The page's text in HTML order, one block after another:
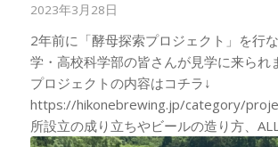
2023年3月28日
2年前に「酵母探索プロジェクト」を行
学・高校科学部の皆さんが見学に来られ
プロジェクトの内容はコチラ↓
https://hikonebrewing.jp/category/
所設立の成り立ちやビールの造り方、